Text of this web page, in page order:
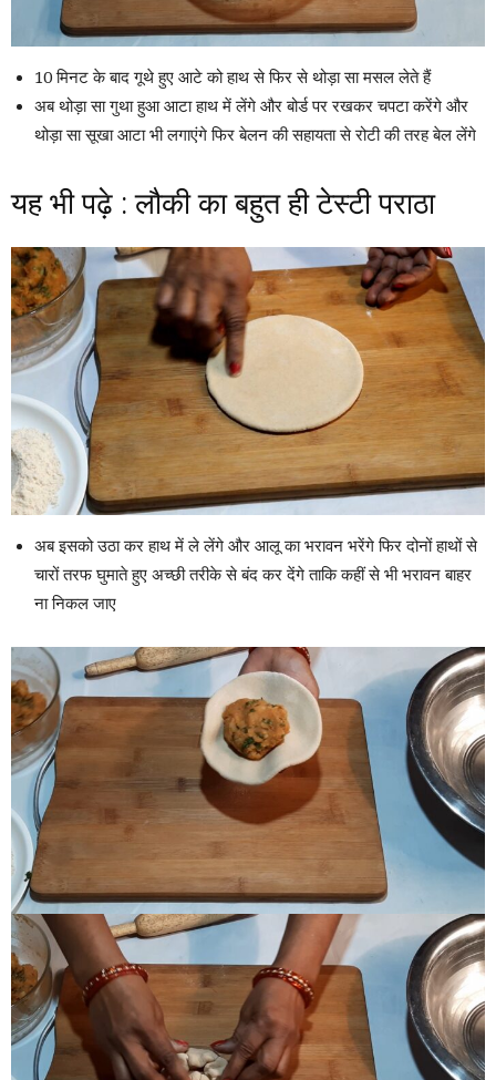
10 मिनट के बाद गूथे हुए आटे को हाथ से फिर से थोड़ा सा मसल लेते हैं
अब थोड़ा सा गुथा हुआ आटा हाथ में लेंगे और बोर्ड पर रखकर चपटा करेंगे और
थोड़ा सा सूखा आटा भी लगाएंगे फिर बेलन की सहायता से रोटी की तरह बेल लेंगे
यह भी पढ़े :लौकी का बहुत ही टेस्टी पराठा
अब इसको उठा कर हाथ में ले लेंगे और आलू का भरावन भरेंगे फिर दोनों हाथों से
चारों तरफ घुमाते हुए अच्छी तरीके से बंद कर देंगे ताकि कहीं से भी भरावन बाहर
ना निकल जाए